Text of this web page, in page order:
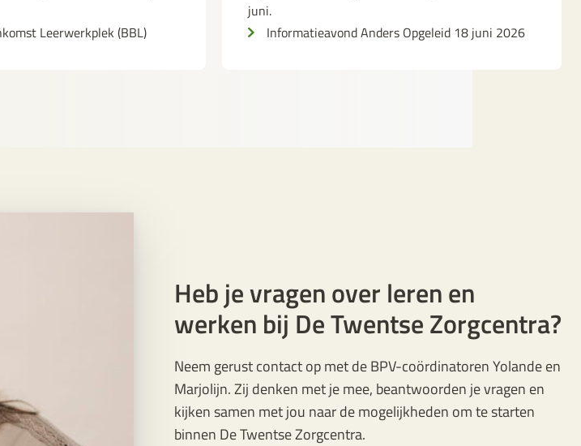
Leerwerkplek (BBL)
juni.
Informatieavond Anders Opgeleid 18 juni 2026
Heb je vragen over leren en
werken bij De Twentse Zorgcentra?
Neem gerust contact op met de BPV-coördinatoren Yolande en
Marjolijn. Zij denken met je mee, beantwoorden je vragen en
kijken samen met jou naar de mogelijkheden om te starten
binnen De Twentse Zorgcentra.